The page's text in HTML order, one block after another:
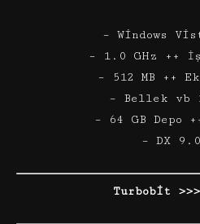
– Windows
– 1.0 GHz ++
– 512 MB ++
– Bellek vb
– 64 GB Depo
– DX
Turbobit